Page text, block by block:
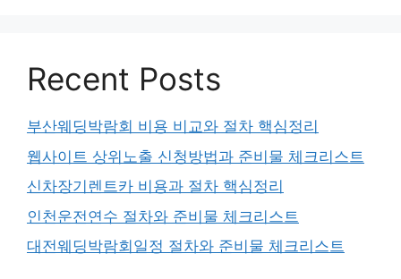
Recent Posts
부산웨딩박람회 비용 비교와 절차 핵심정리
웹사이트 상위노출 신청방법과 준비물 체크리스트
신차장기렌트카 비용과 절차 핵심정리
인천운전연수 절차와 준비물 체크리스트
대전웨딩박람회일정 절차와 준비물 체크리스트